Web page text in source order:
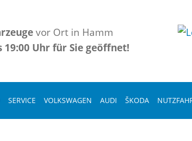
vor Ort in Hamm
19:00 Uhr für Sie geöffnet!
SERVICE VOLKSWAGEN AUDI ŠKODA